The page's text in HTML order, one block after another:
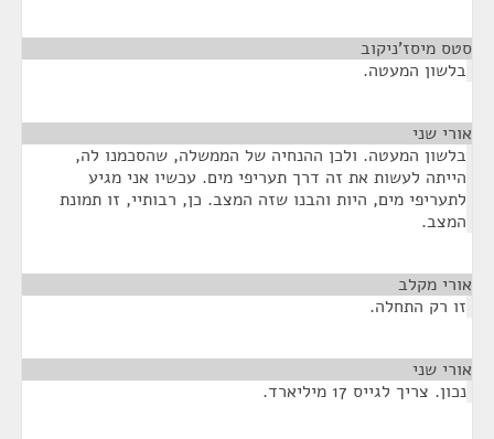
סטס מיסז'ניקוב
בלשון המעטה.
אורי שני
בלשון המעטה. ולכן ההנחיה של הממשלה, שהסכמנו לה,
הייתה לעשות את זה דרך תעריפי מים. עכשיו אני מגיע
לתעריפי מים, היות והבנו שזה המצב. כן, רבותיי, זו תמונת
המצב.
אורי מקלב
זו רק התחלה.
אורי שני
נכון. צריך לגייס 17 מיליארד.